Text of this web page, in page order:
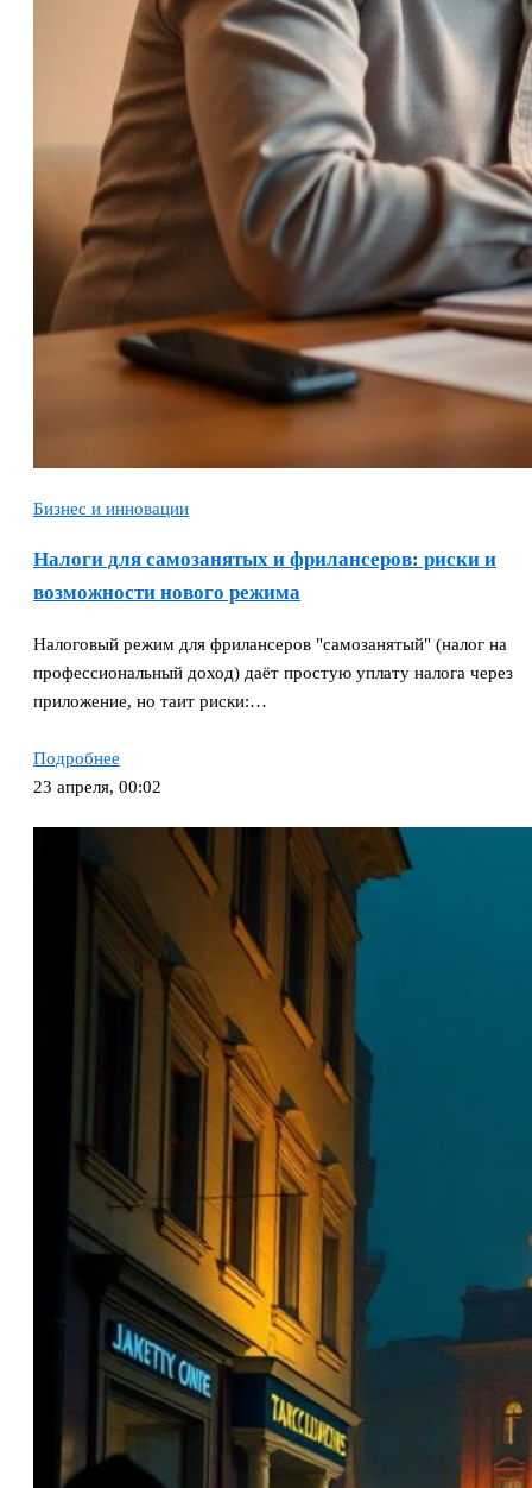
Бизнес и инновации
Налоги для самозанятых и фрилансеров: риски и
возможности нового режима
Налоговый режим для фрилансеров "самозанятый" (налог на
профессиональный доход) даёт простую уплату налога через
приложение, но таит риски:…
Подробнее
23 апреля, 00:02